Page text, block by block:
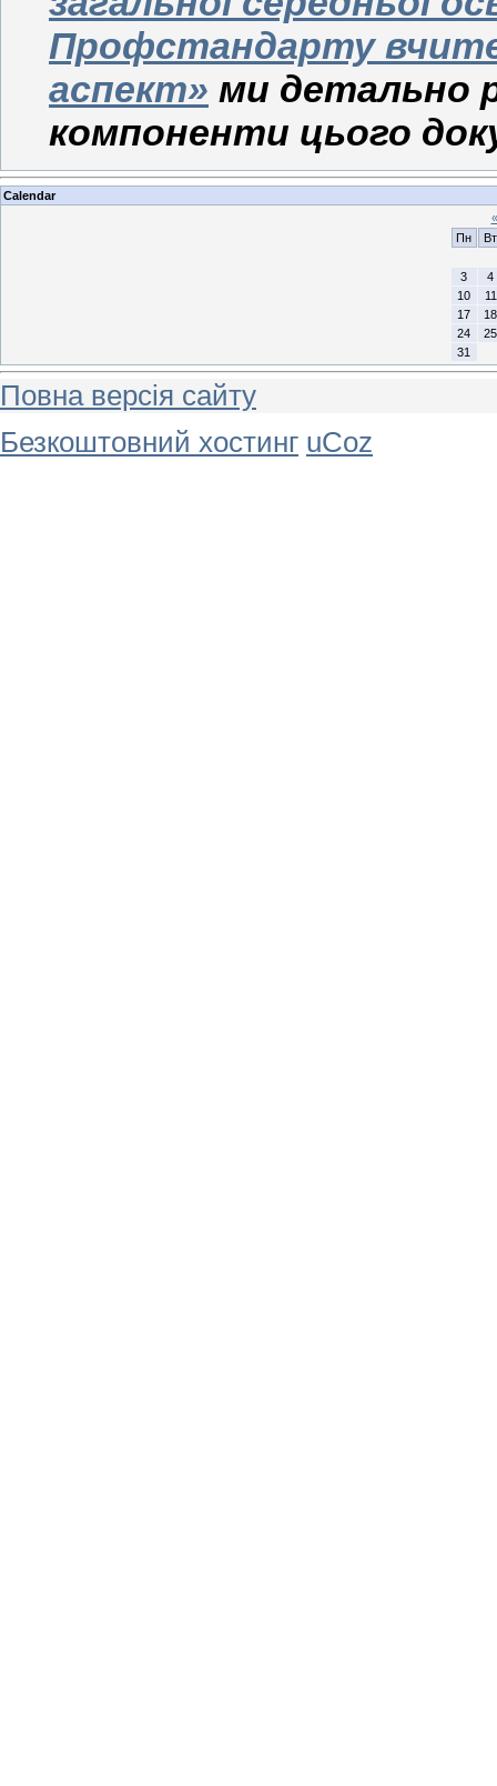
Профстандарту
аспект» ми детально
компоненти цього
Calendar
«
Пн
Вт
3
4
10
11
17
18
24
25
31
Повна версія сайту
Безкоштовний хостинг uCoz